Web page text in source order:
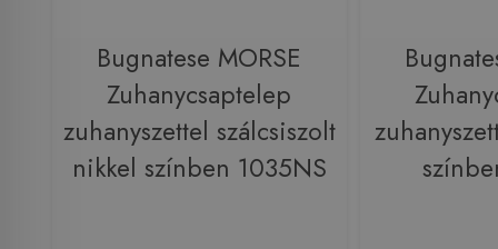
Bugnatese MORSE
Zuhanycsaptelep
zuhanyszettel szálcsiszolt
nikkel színben 1035NS